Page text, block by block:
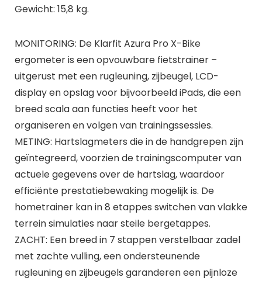
Gewicht: 15,8 kg.
MONITORING: De Klarfit Azura Pro X-Bike
ergometer is een opvouwbare fietstrainer –
uitgerust met een rugleuning, zijbeugel, LCD-
display en opslag voor bijvoorbeeld iPads, die een
breed scala aan functies heeft voor het
organiseren en volgen van trainingssessies.
METING: Hartslagmeters die in de handgrepen zijn
geïntegreerd, voorzien de trainingscomputer van
actuele gegevens over de hartslag, waardoor
efficiënte prestatiebewaking mogelijk is. De
hometrainer kan in 8 etappes switchen van vlakke
terrein simulaties naar steile bergetappes.
ZACHT: Een breed in 7 stappen verstelbaar zadel
met zachte vulling, een ondersteunende
rugleuning en zijbeugels garanderen een pijnloze